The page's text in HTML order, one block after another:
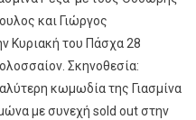
και Γιώργος
Κυριακή του Πάσχα 28
Σκηνοθεσία:
κωμωδία της Γιασμίνα
με συνεχή sold out στην